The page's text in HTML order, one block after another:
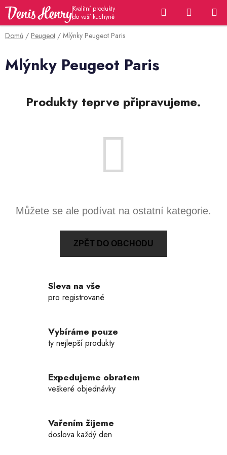
Přejít
obsah
Hledat
KOŠÍK
Domů / Peugeot / Mlýnky Peugeot Paris
Mlýnky Peugeot Paris
Produkty teprve připravujeme.
Můžete se ale podívat na ostatní kategorie.
ZPĚT DO OBCHODU
Sleva na vše
pro registrované
Vybíráme pouze
ty nejlepší produkty
Expedujeme obratem
veškeré objednávky
Vařením žijeme
doslova každý den